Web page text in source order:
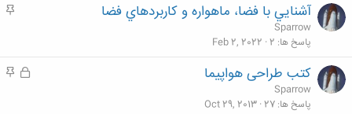
م
آشنايي با فضا، ماهواره و کاربردهاي فضا
Sparrow
پاسخ ها 2
Feb 2, 2022
ق
م
کتب طراحی هواپیما
Sparrow
پاسخ ها 27
Oct 29, 2013